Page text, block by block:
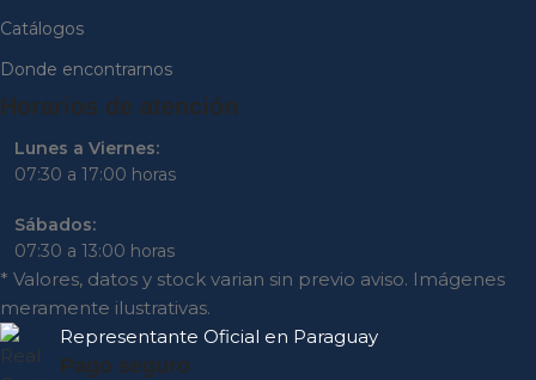
Catálogos
Donde encontrarnos
Horarios de atención
Lunes a Viernes:
07:30 a 17:00 horas
Sábados:
07:30 a 13:00 horas
* Valores, datos y stock varian sin previo aviso. Imágenes
meramente ilustrativas.
Representante Oficial en Paraguay
Pago seguro